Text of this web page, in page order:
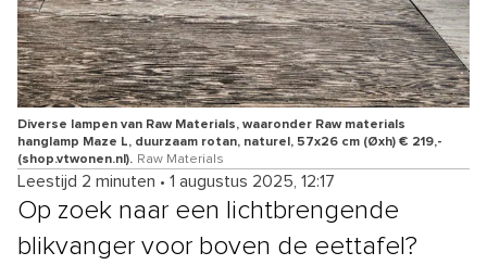
Diverse lampen van Raw Materials, waaronder Raw materials
hanglamp Maze L, duurzaam rotan, naturel, 57x26 cm (Øxh) € 219,-
(shop.vtwonen.nl). Raw Materials
Leestijd 2 minuten • 1 augustus 2025, 12:17
Op zoek naar een lichtbrengende
blikvanger voor boven de eettafel?